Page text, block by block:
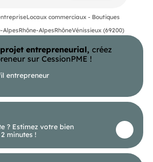
m² ose à la vente ou à
au sein d'un nouveau
de 20 259 m² permettant
neuf pour de la restauration
d'environ 1054 m²
m² en RDC et 528 m² en R+1. Ce
terrasse de 100 m², de 7
et. de 9 parkings en sous-sol.
Périphérique .
du Boulevard Périphérique .
rapide à l'A43, l'A46 (Rocade Est)
TGV Lyon Part-Dieu à 20 min
C12, 35 et 93
Locaux commerciaux - Boutiques
AlpesRhône-AlpesRhôneVénissieux (69200)
entrepreneurial, créez
sur CessionPME !
entrepreneur
? Estimez votre bien
minutes !